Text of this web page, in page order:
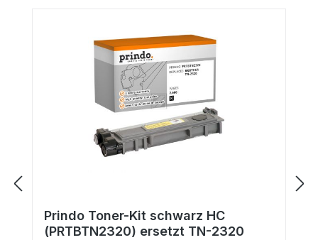
Prindo Toner-Kit schwarz HC
(PRTBTN2320) ersetzt TN-2320